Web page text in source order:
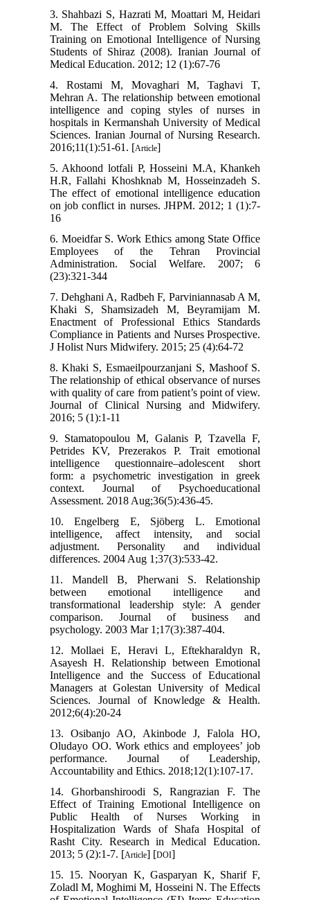
3. Shahbazi S, Hazrati M, Moattari M, Heidari
M. The Effect of Problem Solving Skills
Training on Emotional Intelligence of Nursing
Students of Shiraz (2008). Iranian Journal of
Medical Education. 2012; 12 (1):67-76
4. Rostami M, Movaghari M, Taghavi T,
Mehran A. The relationship between emotional
intelligence and coping styles of nurses in
hospitals in Kermanshah University of Medical
Sciences. Iranian Journal of Nursing Research.
2016;11(1):51-61. [Article]
5. Akhoond lotfali P, Hosseini M.A, Khankeh
H.R, Fallahi Khoshknab M, Hosseinzadeh S.
The effect of emotional intelligence education
on job conflict in nurses. JHPM. 2012; 1 (1):7-
16
6. Moeidfar S. Work Ethics among State Office
Employees of the Tehran Provincial
Administration. Social Welfare. 2007; 6
(23):321-344
7. Dehghani A, Radbeh F, Parviniannasab A M,
Khaki S, Shamsizadeh M, Beyramijam M.
Enactment of Professional Ethics Standards
Compliance in Patients and Nurses Prospective.
J Holist Nurs Midwifery. 2015; 25 (4):64-72
8. Khaki S, Esmaeilpourzanjani S, Mashoof S.
The relationship of ethical observance of nurses
with quality of care from patient’s point of view.
Journal of Clinical Nursing and Midwifery.
2016; 5 (1):1-11
9. Stamatopoulou M, Galanis P, Tzavella F,
Petrides KV, Prezerakos P. Trait emotional
intelligence questionnaire–adolescent short
form: a psychometric investigation in greek
context. Journal of Psychoeducational
Assessment. 2018 Aug;36(5):436-45.
10. Engelberg E, Sjöberg L. Emotional
intelligence, affect intensity, and social
adjustment. Personality and individual
differences. 2004 Aug 1;37(3):533-42.
11. Mandell B, Pherwani S. Relationship
between emotional intelligence and
transformational leadership style: A gender
comparison. Journal of business and
psychology. 2003 Mar 1;17(3):387-404.
12. Mollaei E, Heravi L, Eftekharaldyn R,
Asayesh H. Relationship between Emotional
Intelligence and the Success of Educational
Managers at Golestan University of Medical
Sciences. Journal of Knowledge & Health.
2012;6(4):20-24
13. Osibanjo AO, Akinbode J, Falola HO,
Oludayo OO. Work ethics and employees’ job
performance. Journal of Leadership,
Accountability and Ethics. 2018;12(1):107-17.
14. Ghorbanshiroodi S, Rangrazian F. The
Effect of Training Emotional Intelligence on
Public Health of Nurses Working in
Hospitalization Wards of Shafa Hospital of
Rasht City. Research in Medical Education.
2013; 5 (2):1-7. [Article] [DOI]
15. 15. Nooryan K, Gasparyan K, Sharif F,
Zoladl M, Moghimi M, Hosseini N. The Effects